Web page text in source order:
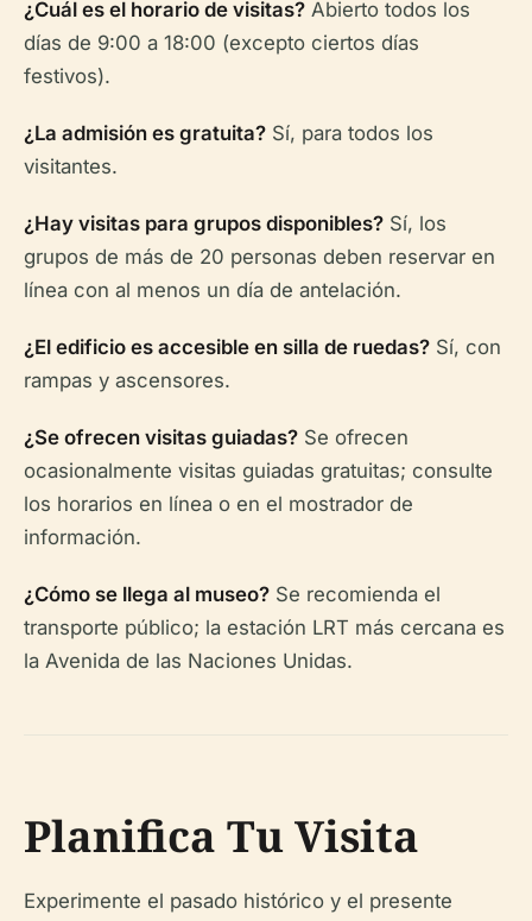
¿Cuál es el horario de visitas? Abierto todos los
días de 9:00 a 18:00 (excepto ciertos días
festivos).
¿La admisión es gratuita? Sí, para todos los
visitantes.
¿Hay visitas para grupos disponibles? Sí, los
grupos de más de 20 personas deben reservar en
línea con al menos un día de antelación.
¿El edificio es accesible en silla de ruedas? Sí, con
rampas y ascensores.
¿Se ofrecen visitas guiadas? Se ofrecen
ocasionalmente visitas guiadas gratuitas; consulte
los horarios en línea o en el mostrador de
información.
¿Cómo se llega al museo? Se recomienda el
transporte público; la estación LRT más cercana es
la Avenida de las Naciones Unidas.
Planifica Tu Visita
Experimente el pasado histórico y el presente